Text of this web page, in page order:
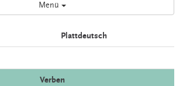
Menü
Plattdeutsch
Verben